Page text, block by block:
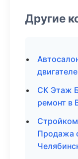
Другие
СК Этаж
ремонт в
Продажа